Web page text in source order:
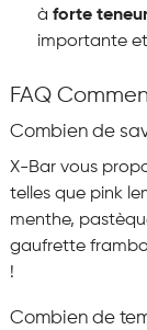
à forte
importante
FAQ
Combien de
X-Bar vous
telles que pink
menthe,
gaufrette
!
Combien de